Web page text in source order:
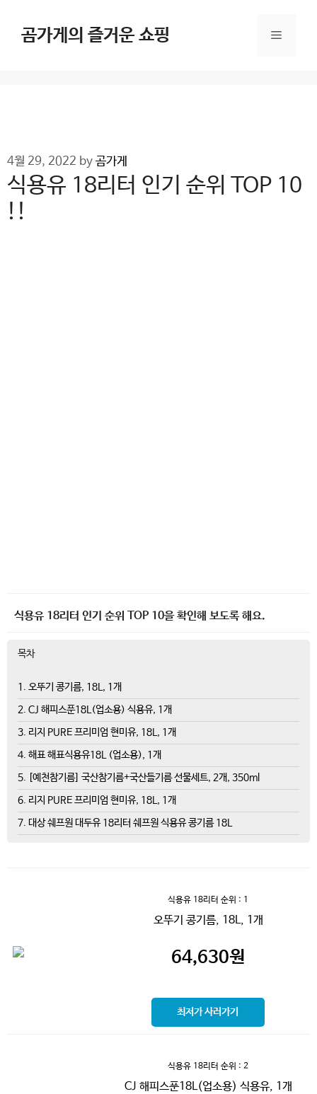
content곰가게의 즐거운 쇼핑 Menu
4월 29, 2022 by 곰가게
식용유 18리터 인기 순위 TOP 10
!!
식용유 18리터 인기 순위 TOP 10을 확인해 보도록 해요.
목차
1. 오뚜기 콩기름, 18L, 1개
2. CJ 해피스푼18L(업소용) 식용유, 1개
3. 리지 PURE 프리미엄 현미유, 18L, 1개
4. 해표 해표식용유18L (업소용), 1개
5. [예천참기름] 국산참기름+국산들기름 선물세트, 2개, 350ml
6. 리지 PURE 프리미엄 현미유, 18L, 1개
7. 대상 쉐프원 대두유 18리터 쉐프원 식용유 콩기름 18L
식용유 18리터 순위 : 1
오뚜기 콩기름, 18L, 1개
64,630원
최저가 사러가기
식용유 18리터 순위 : 2
CJ 해피스푼18L(업소용) 식용유, 1개